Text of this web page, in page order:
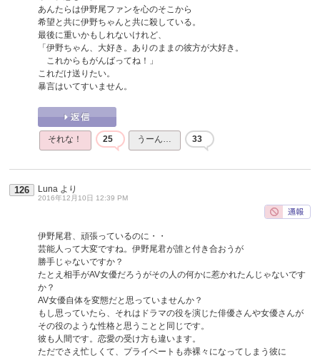
あんたらは伊野尾ファンを心のそこから
希望と共に伊野ちゃんと共に殺している。
最後に重いかもしれないけれど、
「伊野ちゃん、大好き。ありのままの彼方が大好き。
これからもがんばってね！」
これだけ送りたい。
暴言はいてすいません。
それな！ 25 うーん… 33
126 Luna より
2016年12月10日 12:39 PM
伊野尾君、頑張っているのに・・
芸能人って大変ですね。伊野尾君が誰と付き合おうが
勝手じゃないですか？
たとえ相手がAV女優だろうがその人の何かに惹かれたんじゃないです
か？
AV女優自体を変態だと思っていませんか？
もし思っていたら、それはドラマの役を演じた俳優さんや女優さんが
その役のような性格と思うことと同じです。
彼も人間です。恋愛の受け方も違います。
ただでさえ忙しくて、プライベートも赤裸々になってしまう彼に